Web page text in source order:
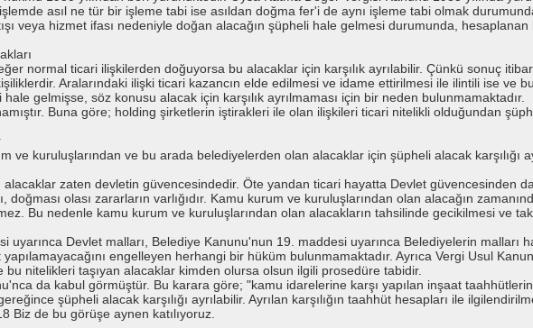
asıl ne tür bir işleme tabi ise asıldan doğma fer'i de aynı işleme tabi olmak
veya hizmet ifası nedeniyle doğan alacağın şüpheli hale gelmesi durumunda,
normal ticari ilişkilerden doğuyorsa bu alacaklar için karşılık ayrılabilir. Çünkü sonuç
Aralarındaki ilişki ticari kazancın elde edilmesi ve idame ettirilmesi ile ilintili ise ve
gelmişse, söz konusu alacak için karşılık ayrılmaması için bir neden bulunmamaktadır.
Buna göre; holding şirketlerin iştirakleri ile olan ilişkileri ticari nitelikli olduğundan
kuruluşlarından ve bu arada belediyelerden olan alacaklar için şüpheli alacak karşılığı
zaten devletin güvencesindedir. Öte yandan ticari hayatta Devlet güvencesinden
doğması olası zararların varlığıdır. Kamu kurum ve kuruluşlarından olan alacağın
Bu nedenle kamu kurum ve kuruluşlarından olan alacakların tahsilinde gecikilmesi ve
Devlet malları, Belediye Kanunu'nun 19. maddesi uyarınca Belediyelerin malları
engelleyen herhangi bir hüküm bulunmamaktadır. Ayrıca Vergi Usul
bu nitelikleri taşıyan alacaklar kimden olursa olsun ilgili prosedüre tabidir.
da kabul görmüştür. Bu karara göre; "kamu idarelerine karşı yapılan inşaat
şüpheli alacak karşılığı ayrılabilir. Ayrılan karşılığın taahhüt hesapları ile
Biz de bu görüşe aynen katılıyoruz.